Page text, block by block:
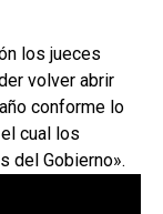
los jueces
volver abrir
conforme lo
cual los
del Gobierno».